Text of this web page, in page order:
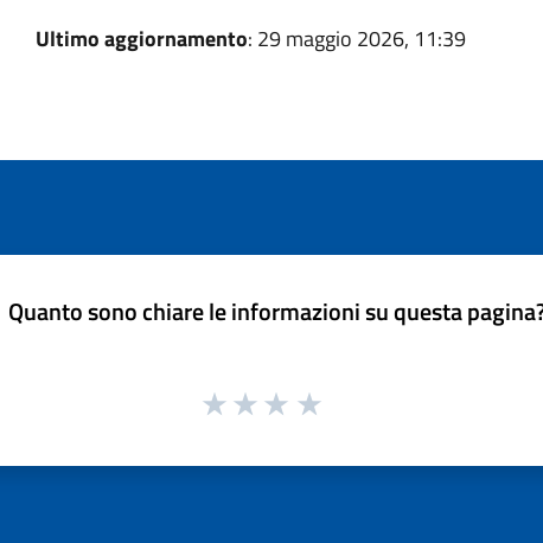
Ultimo aggiornamento: 29 maggio 2026, 11:39
Quanto sono chiare le informazioni su questa